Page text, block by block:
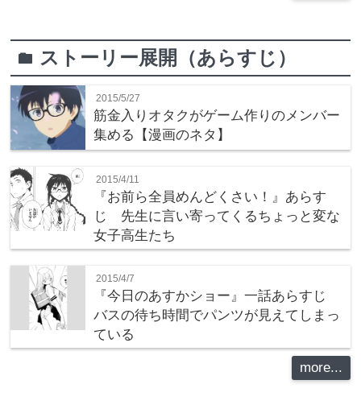
folder ストーリー展開（あらすじ）
2015/5/27
筋金入りオタクがゲーム作りのメンバー
集める【漫画のネタ】
2015/4/11
『お前ら全員めんどくさい！』あらす
じ 先生に言い寄ってくるちょっと変な
女子高生たち
2015/4/7
『今日のあすかショー』一話あらすじ
バスの待ち時間でパンツが見えてしまっ
ている
more...